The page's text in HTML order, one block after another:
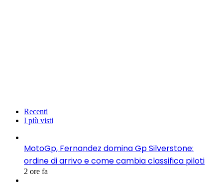
Recenti
I più visti
MotoGp, Fernandez domina Gp Silverstone:
ordine di arrivo e come cambia classifica piloti
2 ore fa